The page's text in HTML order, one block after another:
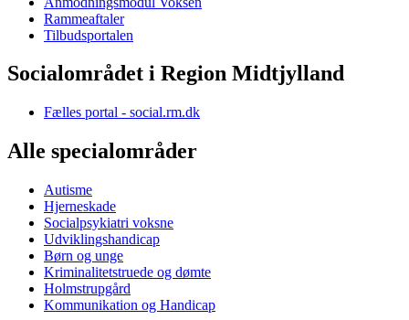
Rammeaftaler
Tilbudsportalen
Socialområdet i Region Midtjylland
Fælles portal - social.rm.dk
Alle specialområder
Autisme
Hjerneskade
Socialpsykiatri voksne
Udviklingshandicap
Børn og unge
Kriminalitetstruede og dømte
Holmstrupgård
Kommunikation og Handicap